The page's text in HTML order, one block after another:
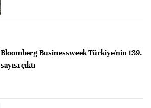
Bloomberg Businessweek Türkiye'nin 139.
sayısı çıktı